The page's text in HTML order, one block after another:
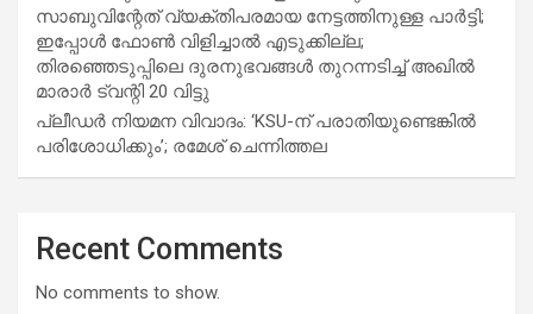
സാബുവിന്റേത് വ്യക്തിപരമായ നേട്ടത്തിനുള്ള പാര്‍ട്ടി;
ഇപ്പോള്‍ ഫോണ്‍ വിളിച്ചാല്‍ എടുക്കില്ല;
തിരഞ്ഞെടുപ്പിലെ ദുരനുഭവങ്ങള്‍ തുറന്നടിച്ച് അഖില്‍
മാരാര്‍ ട്വന്റി 20 വിട്ടു
പ്ലീഡർ നിയമന വിവാദം: ‘KSU-ന് പരാതിയുണ്ടെങ്കിൽ
പരിശോധിക്കും’; രമേശ് ചെന്നിത്തല
Recent Comments
No comments to show.